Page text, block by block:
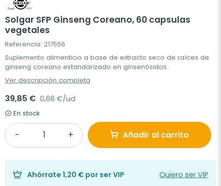
Solgar SFP Ginseng Coreano, 60 capsulas
vegetales
Referencia: 217556
Suplemento alimenticio a base de extracto seco de raíces de
ginseng coreano estandarizado en ginsenósidos.
Ver descripción completa
39,85 € 0,66 €/ud
En stock
Añadir al carrito
Ahórrate 1,20 € por ser VIP Quiero ser VIP